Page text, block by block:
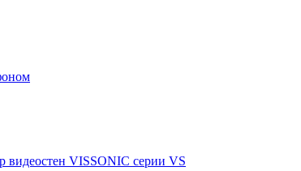
VISSONIC серии VS